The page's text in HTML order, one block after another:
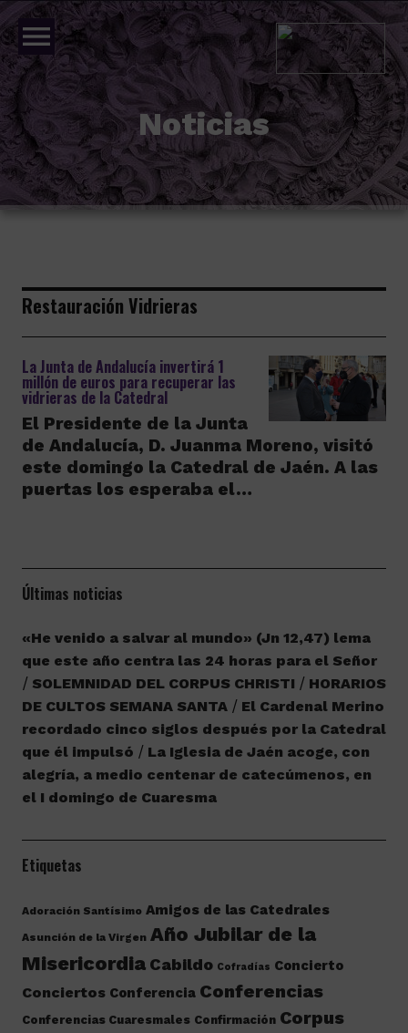
menu
Noticias
Restauración Vidrieras
La Junta de Andalucía invertirá 1
millón de euros para recuperar las
vidrieras de la Catedral
El Presidente de la Junta
de Andalucía, D. Juanma Moreno, visitó
este domingo la Catedral de Jaén. A las
puertas los esperaba el…
Últimas noticias
«He venido a salvar al mundo» (Jn 12,47) lema
que este año centra las 24 horas para el Señor
SOLEMNIDAD DEL CORPUS CHRISTI
HORARIOS
DE CULTOS SEMANA SANTA
El Cardenal Merino
recordado cinco siglos después por la Catedral
que él impulsó
La Iglesia de Jaén acoge, con
alegría, a medio centenar de catecúmenos, en
el I domingo de Cuaresma
Etiquetas
Adoración Santísimo Amigos de las Catedrales
Asunción de la Virgen Año Jubilar de la
Misericordia Cabildo Cofradías Concierto
Conciertos Conferencia Conferencias
Conferencias Cuaresmales Confirmación Corpus